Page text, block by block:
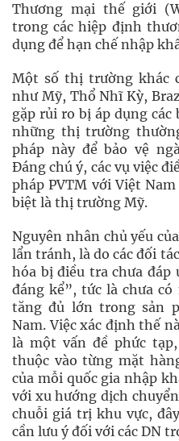
Thương mại thế giới
trong các hiệp định
dụng để hạn chế nhập
Một số thị trường khác
như Mỹ, Thổ Nhĩ Kỳ,
gặp rủi ro bị áp dụng các
những thị trường
pháp này để bảo vệ
Đáng chú ý, các vụ việc
pháp PVTM với Việt
biệt là thị trường Mỹ.
Nguyên nhân chủ yếu
lẩn tránh, là do các đối
hóa bị điều tra chưa đáp
đáng kể”, tức là chưa
tăng đủ lớn trong sản
Nam. Việc xác định thế
là một vấn đề phức
thuộc vào từng mặt
của mỗi quốc gia nhập
với xu hướng dịch
chuỗi giá trị khu vực,
cần lưu ý đối với các DN